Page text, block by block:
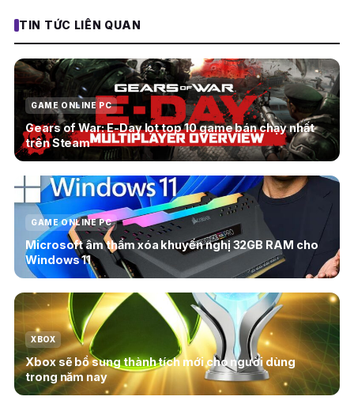
TIN TỨC LIÊN QUAN
GAME ONLINE PC
Gears of War: E-Day lọt top 10 game bán chạy nhất
trên Steam
GAME ONLINE PC
Microsoft âm thầm xóa khuyến nghị 32GB RAM cho
Windows 11
XBOX
Xbox sẽ bổ sung thành tích mới cho người dùng
trong năm nay